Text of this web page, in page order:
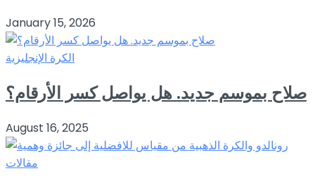
January 15, 2026
الكرة الإنجليزية
صلاح بموسم جديد. هل يواصل كسر الأرقام؟
August 16, 2025
مقالات